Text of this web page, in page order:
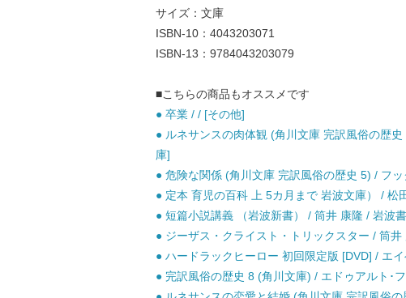
サイズ：文庫
ISBN-10：4043203071
ISBN-13：9784043203079
■こちらの商品もオススメです
● 卒業 / / [その他]
● ルネサンスの肉体観 (角川文庫 完訳風俗の歴
庫]
● 危険な関係 (角川文庫 完訳風俗の歴史 5) / フ
● 定本 育児の百科 上 5カ月まで 岩波文庫） / 松
● 短篇小説講義 （岩波新書） / 筒井 康隆 / 岩波
● ジーザス・クライスト・トリックスター / 筒
● ハードラックヒーロー 初回限定版 [DVD] / エ
● 完訳風俗の歴史 8 (角川文庫) / エドゥアルト･